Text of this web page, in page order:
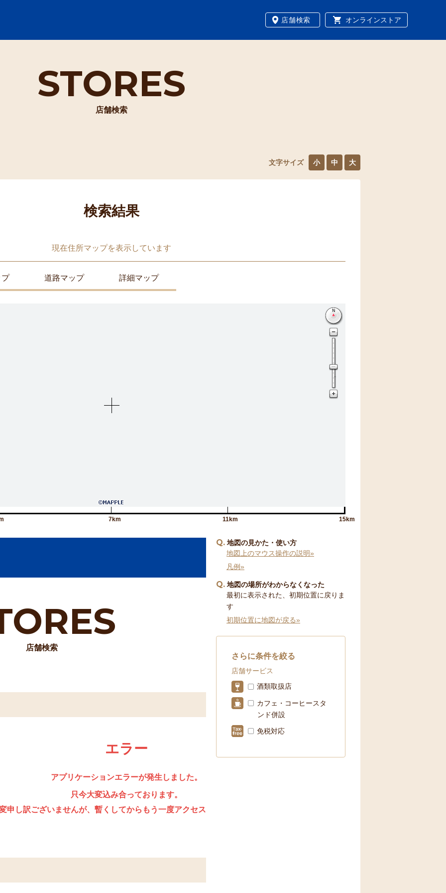
店舗検索 オンラインストア
STORES
店舗検索
文字サイズ 小 中 大
検索結果
現在住所マップを表示しています
プ 道路マップ 詳細マップ
7km 11km 15km
店舗検索
文字サイズ
エラー
アプリケーションエラーが発生しました。
只今大変込み合っております。
申し訳ございませんが、暫くしてからもう一度アクセスしてください。
Q 地図の見かた・使い方
地図上のマウス操作の説明»
凡例»
Q 地図の場所がわからなくなった
最初に表示された、初期位置に戻りま
す
初期位置に地図が戻る»
さらに条件を絞る
店舗サービス
酒類取扱店
カフェ・コーヒースタ
ンド併設
免税対応